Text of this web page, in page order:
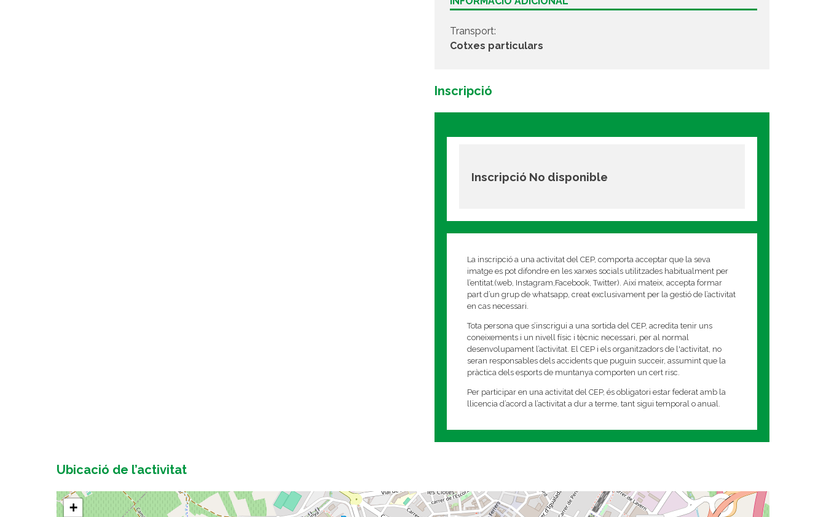
Transport:
Cotxes particulars
Inscripció
Inscripció No disponible
La inscripció a una activitat del CEP, comporta acceptar que la seva
imatge es pot difondre en les xarxes socials utilitzades habitualment per
l’entitat.(web, Instagram,Facebook, Twitter). Així mateix, accepta formar
part d’un grup de whatsapp, creat exclusivament per la gestió de l’activitat
en cas necessari.
Tota persona que s’inscrigui a una sortida del CEP, acredita tenir uns
coneixements i un nivell físic i tècnic necessari, per al normal
desenvolupament l’activitat. El CEP i els organitzadors de l'activitat, no
seran responsables dels accidents que puguin succeir, assumint que la
pràctica dels esports de muntanya comporten un cert risc.
Per participar en una activitat del CEP, és obligatori estar federat amb la
llicencia d’acord a l’activitat a dur a terme, tant sigui temporal o anual.
Ubicació de l’activitat
+